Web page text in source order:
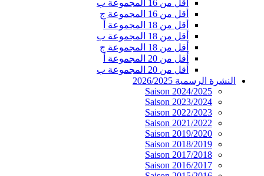
أقل من 16 المجموعة ب
أقل من 16 المجموعة ج
أقل من 18 المجموعة أ
أقل من 18 المجموعة ب
أقل من 18 المجموعة ج
أقل من 20 المجموعة أ
أقل من 20 المجموعة ب
النشرة الرسمية 2026/2025
Saison 2024/2025
Saison 2023/2024
Saison 2022/2023
Saison 2021/2022
Saison 2019/2020
Saison 2018/2019
Saison 2017/2018
Saison 2016/2017